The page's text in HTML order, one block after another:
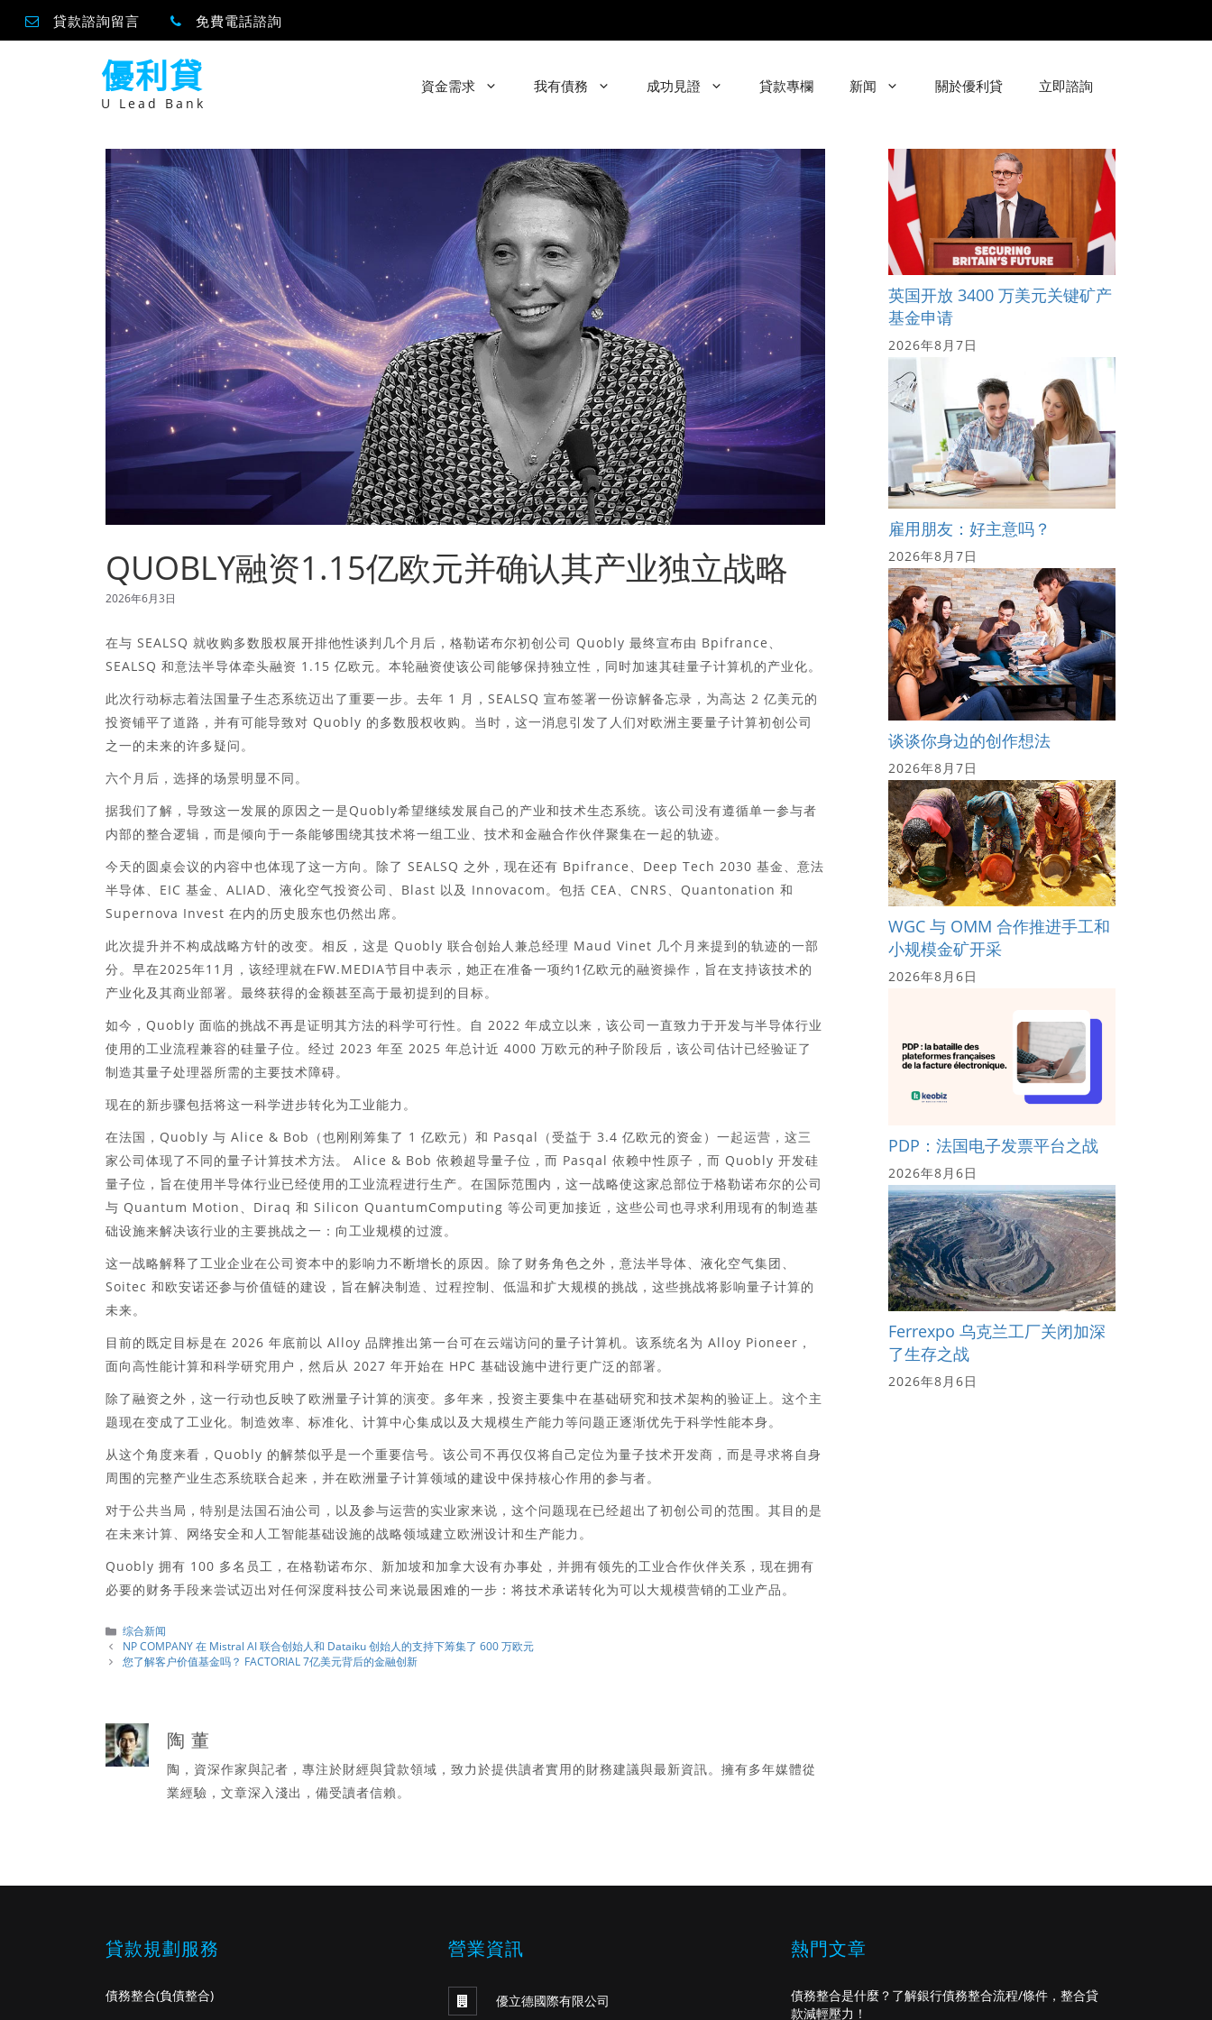
貸款諮詢留言 免費電話諮詢
優利貸
U Lead Bank
資金需求 我有債務 成功見證 貸款專欄 新闻 關於優利貸 立即諮詢
QUOBLY融资1.15亿欧元并确认其产业独立战略
2026年6月3日
在与 SEALSQ 就收购多数股权展开排他性谈判几个月后，格勒诺布尔初创公司 Quobly 最终宣布由 Bpifrance、
SEALSQ 和意法半导体牵头融资 1.15 亿欧元。本轮融资使该公司能够保持独立性，同时加速其硅量子计算机的产业化。
此次行动标志着法国量子生态系统迈出了重要一步。去年 1 月，SEALSQ 宣布签署一份谅解备忘录，为高达 2 亿美元的
投资铺平了道路，并有可能导致对 Quobly 的多数股权收购。当时，这一消息引发了人们对欧洲主要量子计算初创公司
之一的未来的许多疑问。
六个月后，选择的场景明显不同。
据我们了解，导致这一发展的原因之一是Quobly希望继续发展自己的产业和技术生态系统。该公司没有遵循单一参与者
内部的整合逻辑，而是倾向于一条能够围绕其技术将一组工业、技术和金融合作伙伴聚集在一起的轨迹。
今天的圆桌会议的内容中也体现了这一方向。除了 SEALSQ 之外，现在还有 Bpifrance、Deep Tech 2030 基金、意法
半导体、EIC 基金、ALIAD、液化空气投资公司、Blast 以及 Innovacom。包括 CEA、CNRS、Quantonation 和
Supernova Invest 在内的历史股东也仍然出席。
此次提升并不构成战略方针的改变。相反，这是 Quobly 联合创始人兼总经理 Maud Vinet 几个月来提到的轨迹的一部
分。早在2025年11月，该经理就在FW.MEDIA节目中表示，她正在准备一项约1亿欧元的融资操作，旨在支持该技术的
产业化及其商业部署。最终获得的金额甚至高于最初提到的目标。
如今，Quobly 面临的挑战不再是证明其方法的科学可行性。自 2022 年成立以来，该公司一直致力于开发与半导体行业
使用的工业流程兼容的硅量子位。经过 2023 年至 2025 年总计近 4000 万欧元的种子阶段后，该公司估计已经验证了
制造其量子处理器所需的主要技术障碍。
现在的新步骤包括将这一科学进步转化为工业能力。
在法国，Quobly 与 Alice & Bob（也刚刚筹集了 1 亿欧元）和 Pasqal（受益于 3.4 亿欧元的资金）一起运营，这三
家公司体现了不同的量子计算技术方法。 Alice & Bob 依赖超导量子位，而 Pasqal 依赖中性原子，而 Quobly 开发硅
量子位，旨在使用半导体行业已经使用的工业流程进行生产。在国际范围内，这一战略使这家总部位于格勒诺布尔的公司
与 Quantum Motion、Diraq 和 Silicon QuantumComputing 等公司更加​​接近，这些公司也寻求利用现有的制造基
础设施来解决该行业的主要挑战之一：向工业规模的过渡。
这一战略解释了工业企业在公司资本中的影响力不断增长的原因。除了财务角色之外，意法半导体、液化空气集团、
Soitec 和欧安诺还参与价值链的建设，旨在解决制造、过程控制、低温和扩大规模的挑战，这些挑战将影响量子计算的
未来。
目前的既定目标是在 2026 年底前以 Alloy 品牌推出第一台可在云端访问的量子计算机。该系统名为 Alloy Pioneer，
面向高性能计算和科学研究用户，然后从 2027 年开始在 HPC 基础设施中进行更广泛的部署。
除了融资之外，这一行动也反映了欧洲量子计算的演变。多年来，投资主要集中在基础研究和技术架构的验证上。这个主
题现在变成了工业化。制造效率、标准化、计算中心集成以及大规模生产能力等问题正逐渐优先于科学性能本身。
从这个角度来看，Quobly 的解禁似乎是一个重要信号。该公司不再仅仅将自己定位为量子技术开发商，而是寻求将自身
周围的完整产业生态系统联合起来，并在欧洲量子计算领域的建设中保持核心作用的参与者。
对于公共当局，特别是法国石油公司，以及参与运营的实业家来说，这个问题现在已经超出了初创公司的范围。其目的是
在未来计算、网络安全和人工智能基础设施的战略领域建立欧洲设计和生产能力。
Quobly 拥有 100 多名员工，在格勒诺布尔、新加坡和加拿大设有办事处，并拥有领先的工业合作伙伴关系，现在拥有
必要的财务手段来尝试迈出对任何深度科技公司来说最困难的一步：将技术承诺转化为可以大规模营销的工业产品。
分
類
综合新闻
NP COMPANY 在 Mistral AI 联合创始人和 Dataiku 创始人的支持下筹集了 600 万欧元
您了解客户价值基金吗？ FACTORIAL 7亿美元背后的金融创新
陶 董
陶，資深作家與記者，專注於財經與貸款領域，致力於提供讀者實用的財務建議與最新資訊。擁有多年媒體從
業經驗，文章深入淺出，備受讀者信賴。
英国开放 3400 万美元关键矿产
基金申请
2026年8月7日
雇用朋友：好主意吗？
2026年8月7日
谈谈你身边的创作想法
2026年8月7日
WGC 与 OMM 合作推进手工和
小规模金矿开采
2026年8月6日
PDP：法国电子发票平台之战
2026年8月6日
Ferrexpo 乌克兰工厂关闭加深
了生存之战
2026年8月6日
貸款規劃服務
債務整合(負債整合)
營業資訊
優立德國際有限公司
熱門文章
債務整合是什麼？了解銀行債務整合流程/條件，整合貸
款減輕壓力！